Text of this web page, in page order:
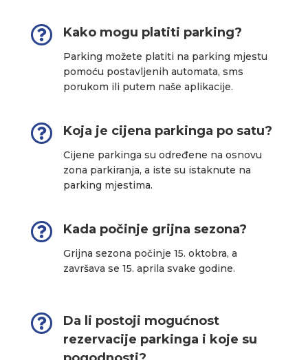
 Kako mogu platiti parking?
Parking možete platiti na parking mjestu
pomoću postavljenih automata, sms
porukom ili putem naše aplikacije.
 Koja je cijena parkinga po satu?
Cijene parkinga su određene na osnovu
zona parkiranja, a iste su istaknute na
parking mjestima.
 Kada počinje grijna sezona?
Grijna sezona počinje 15. oktobra, a
završava se 15. aprila svake godine.

Da li postoji mogućnost
rezervacije parkinga i koje su